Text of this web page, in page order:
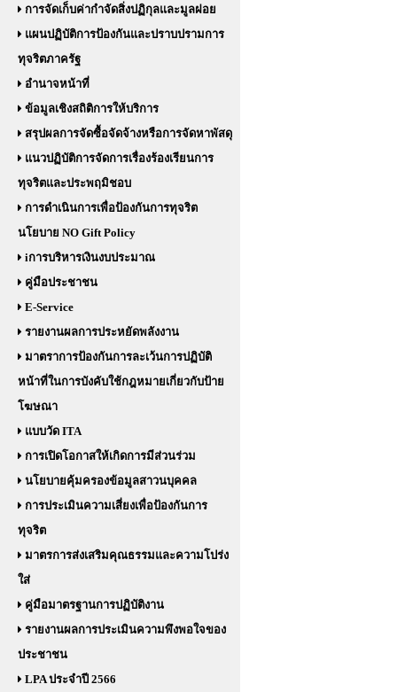
การจัดเก็บค่ากำจัดสิ่งปฏิกุลและมูลฝอย
แผนปฏิบัติการป้องกันและปราบปรามการ
ทุจริตภาครัฐ
อำนาจหน้าที่
ข้อมูลเชิงสถิติการให้บริการ
สรุปผลการจัดซื้อจัดจ้างหรือการจัดหาพัสดุ
แนวปฏิบัติการจัดการเรื่องร้องเรียนการ
ทุจริตและประพฤมิชอบ
การดำเนินการเพื่อป้องกันการทุจริต
นโยบาย NO Gift Policy
iการบริหารเงินงบประมาณ
คู่มือประชาชน
E-Service
รายงานผลการประหยัดพลังงาน
มาตราการป้องกันการละเว้นการปฏิบัติ
หน้าที่ในการบังคับใช้กฎหมายเกี่ยวกับป้าย
โฆษณา
แบบวัด ITA
การเปิดโอกาสให้เกิดการมีส่วนร่วม
นโยบายคุ้มครองข้อมูลสาวนบุคคล
การประเมินความเสี่ยงเพื่อป้องกันการ
ทุจริต
มาตรการส่งเสริมคุณธรรมและความโปร่ง
ใส่
คู่มือมาตรฐานการปฏิบัติงาน
รายงานผลการประเมินความพึงพอใจของ
ประชาชน
LPA ประจำปี 2566